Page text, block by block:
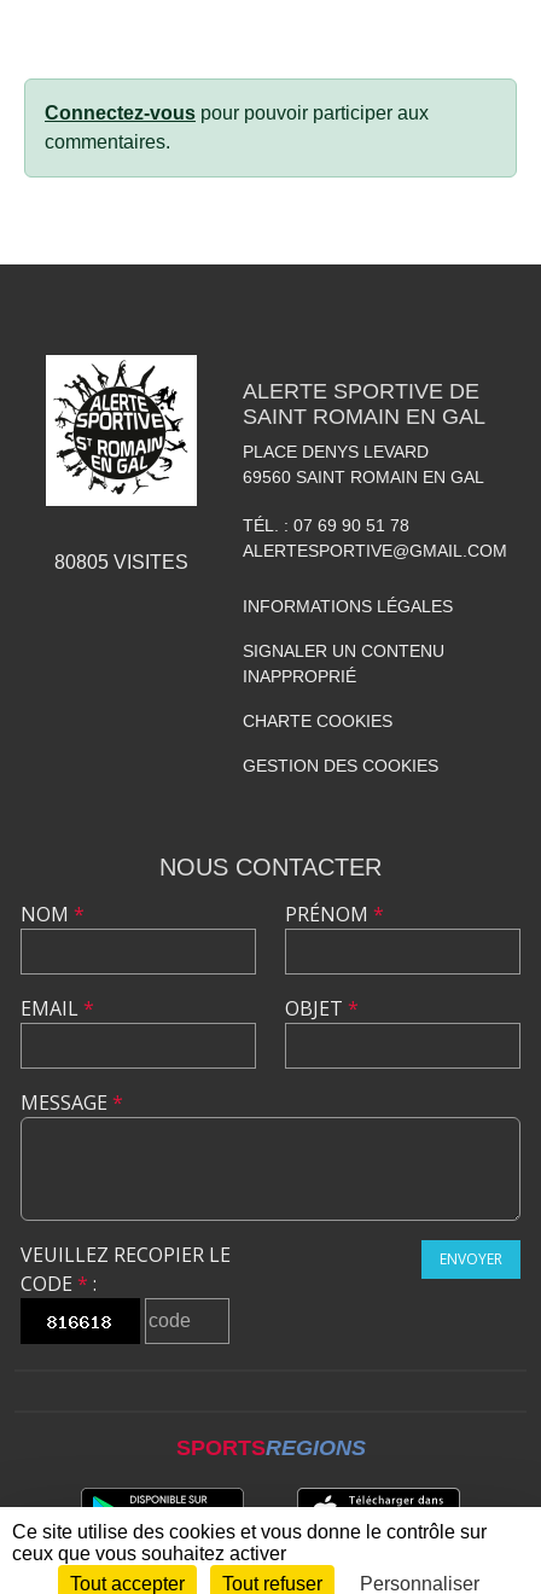
Connectez-vous pour pouvoir participer aux
commentaires.
80805VISITES
ALERTE SPORTIVE DE
SAINT ROMAIN EN GAL
PLACE DENYS LEVARD
69560 SAINT ROMAIN EN GAL
TÉL. : 07 69 90 51 78
ALERTESPORTIVE@GMAIL.COM
INFORMATIONS LÉGALES
SIGNALER UN CONTENU
INAPPROPRIÉ
CHARTE COOKIES
GESTION DES COOKIES
NOUS CONTACTER
NOM *
EMAIL*
PRÉNOM *
OBJET *
MESSAGE *
VEUILLEZ RECOPIER LE
CODE * :
ENVOYER
SPORTSREGIONS
Envie de participer ? CONNEXION
Ce site utilise des cookies et vous donne le contrôle sur
ceux que vous souhaitez activer
Tout accepter
Tout refuser Personnaliser